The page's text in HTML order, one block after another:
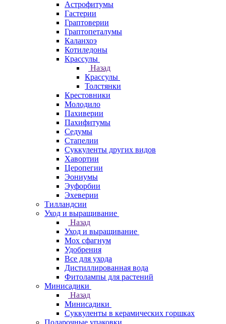
Астрофитумы
Гастерии
Граптоверии
Граптопеталумы
Каланхоэ
Котиледоны
Крассулы
Назад
Крассулы
Толстянки
Крестовники
Молодило
Пахиверии
Пахифитумы
Седумы
Стапелии
Суккуленты других видов
Хавортии
Церопегии
Эониумы
Эуфорбии
Эхеверии
Тилландсии
Уход и выращивание
Назад
Уход и выращивание
Мох сфагнум
Удобрения
Все для ухода
Дистиллированная вода
Фитолампы для растений
Минисадики
Назад
Минисадики
Суккуленты в керамических горшках
Подарочные упаковки